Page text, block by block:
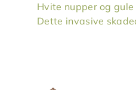
Hvite nupper og
Dette invasive